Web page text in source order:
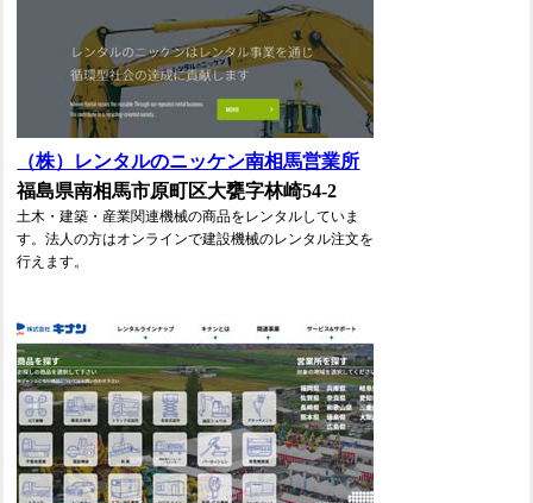
（株）レンタルのニッケン南相馬営業所
福島県南相馬市原町区大甕字林崎54-2
土木・建築・産業関連機械の商品をレンタルしていま
す。法人の方はオンラインで建設機械のレンタル注文を
行えます。